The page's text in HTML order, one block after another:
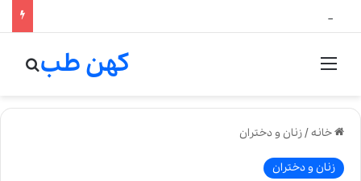
منو کهن طب
خانه/زنان و دختران
زنان و دختران